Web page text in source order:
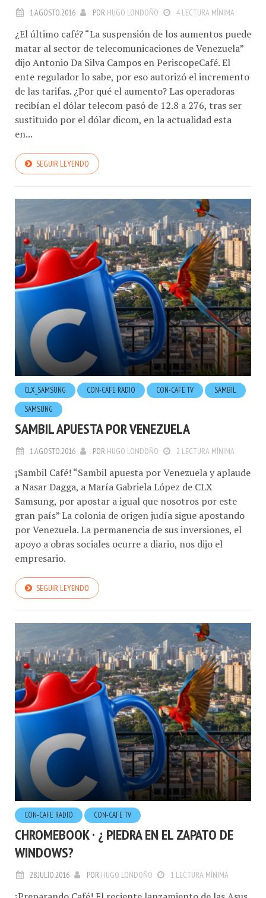
1.AGOSTO.2016 POR HUGO LONDOÑO 4 LECTURA MÍNIMA
¿El último café? “La suspensión de los aumentos puede
matar al sector de telecomunicaciones de Venezuela”
dijo Antonio Da Silva Campos en PeriscopeCafé. El
ente regulador lo sabe, por eso autorizó el incremento
de las tarifas. ¿Por qué el aumento? Las operadoras
recibían el dólar telecom pasó de 12.8 a 276, tras ser
sustituido por el dólar dicom, en la actualidad esta
en...
SEGUIR LEYENDO
CLX_SAMSUNG CON-CAFE RADIO CON-CAFE TV
SAMBIL
SAMSUNG
SAMBIL APUESTA POR VENEZUELA
1.AGOSTO.2016 POR HUGO LONDOÑO 2 LECTURA MÍNIMA
¡Sambil Café! “Sambil apuesta por Venezuela y aplaude
a Nasar Dagga, a María Gabriela López de CLX
Samsung, por apostar a igual que nosotros por este
gran país” La colonia de origen judía sigue apostando
por Venezuela. La permanencia de sus inversiones, el
apoyo a obras sociales ocurre a diario, nos dijo el
empresario.
SEGUIR LEYENDO
CON-CAFE RADIO CON-CAFE TV
CHROMEBOOK · ¿ PIEDRA EN EL ZAPATO DE
WINDOWS?
28.JULIO.2016 POR HUGO LONDOÑO 1 LECTURA MÍNIMA